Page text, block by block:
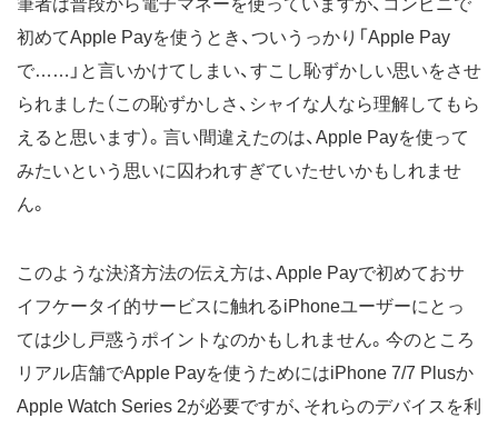
初めてApple Payを使うとき、ついうっかり「Apple Pay
で……」と言いかけてしまい、すこし恥ずかしい思いをさせ
られました（この恥ずかしさ、シャイな人なら理解してもら
えると思います）。言い間違えたのは、Apple Payを使って
みたいという思いに囚われすぎていたせいかもしれませ
ん。
このような決済方法の伝え方は、Apple Payで初めておサ
イフケータイ的サービスに触れるiPhoneユーザーにとっ
ては少し戸惑うポイントなのかもしれません。今のところ
リアル店舗でApple Payを使うためにはiPhone 7/7 Plusか
Apple Watch Series 2が必要ですが、それらのデバイスを利